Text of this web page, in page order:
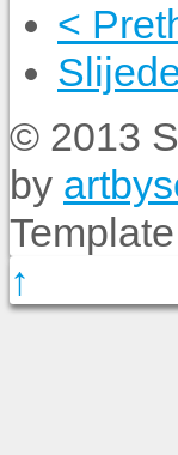
<
© 2013
by
↑